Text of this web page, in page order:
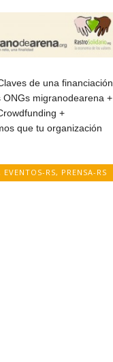
de una financiación
migranodearena +
+
que tu organización
EVENTOS-RS, PRENSA-RS